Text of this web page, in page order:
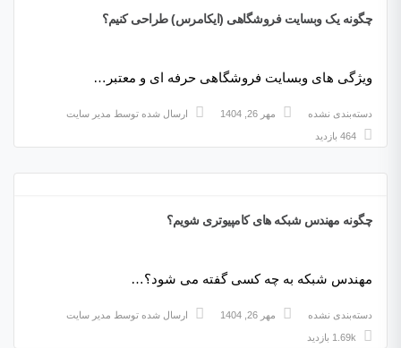
چگونه یک وبسایت فروشگاهی (ایکامرس) طراحی کنیم؟
ویژگی های وبسایت فروشگاهی حرفه ای و معتبر…
دسته‌بندی نشده مهر 26, 1404 ارسال شده توسط مدیر سایت
چگونه مهندس شبکه های کامپیوتری شویم؟
مهندس شبکه به چه کسی گفته می شود؟…
دسته‌بندی نشده مهر 26, 1404 ارسال شده توسط مدیر سایت